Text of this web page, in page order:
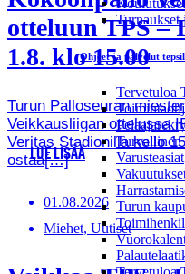
Koulutukset
Turnaukset
Ohjeet ja palvelut
Tervetuloa
Turvallinen
Varusteasiat
Turun
otteluun TPS –
1.8. klo 15.00
Turun Palloseuran
Veikkausliigan ottelussa
Veritas Stadionilla kello
ostaa[…]
LUE LISÄÄ
01.08.2026
Miehet, Uutiset